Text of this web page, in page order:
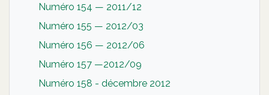
Numéro 154 — 2011/12
Numéro 155 — 2012/03
Numéro 156 — 2012/06
Numéro 157 —2012/09
Numéro 158 - décembre 2012